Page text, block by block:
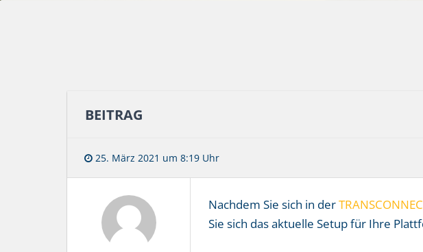
BEITRAG
25. März 2021 um 8:19 Uhr
Nachdem Sie sich in der
Sie sich das aktuelle Setup für Ihre